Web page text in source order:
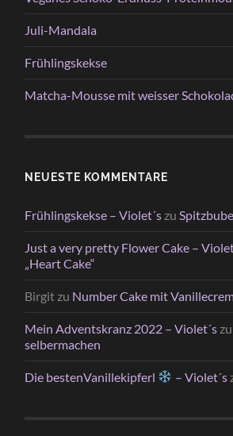
Juli-Mandala
Frühlingskekse
Matcha-Mousse mit weisser
NEUESTE KOMMENTARE
Frühlingskekse – Violet´s zu
Just a very pretty Flower Cake –
„Heart Cake“
Birgit zu Number Cake mit
Mein Adventskranz 2022 – Violet´s zu
selbermachen
Die bestenVanillekipferl – Violet´s